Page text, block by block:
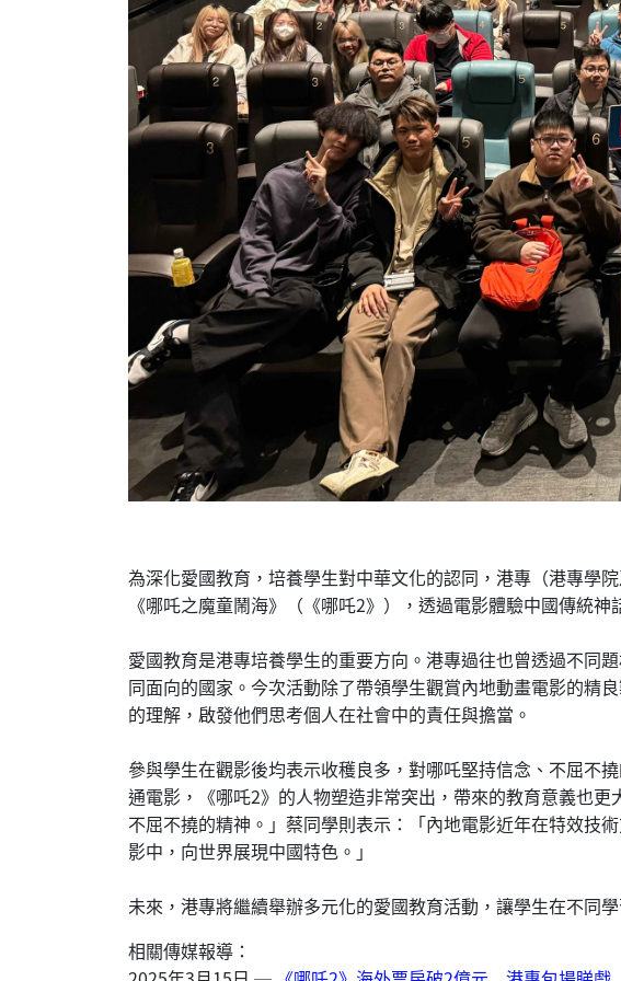
為深化愛國教育，培養學生對中華文化的認同，港專（港專學
《哪吒之魔童鬧海》（《哪吒2》），透過電影體驗中國傳統
愛國教育是港專培養學生的重要方向。港專過往也曾透過不同
同面向的國家。今次活動除了帶領學生觀賞內地動畫電影的精
的理解，啟發他們思考個人在社會中的責任與擔當。
參與學生在觀影後均表示收穫良多，對哪吒堅持信念、不屈不
通電影，《哪吒2》的人物塑造非常突出，帶來的教育意義也
不屈不撓的精神。」蔡同學則表示：「內地電影近年在特效技
影中，向世界展現中國特色。」
未來，港專將繼續舉辦多元化的愛國教育活動，讓學生在不同
相關傳媒報導：